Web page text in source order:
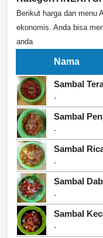
Berikut harga dan menu
ekonomis. Anda bisa
anda
Nama
Sambal
-
Sambal
-
Sambal
-
Sambal
-
Sambal
-